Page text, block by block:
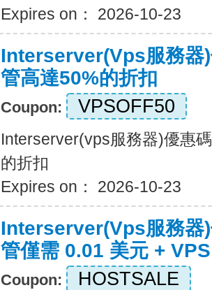
Expires on： 2026-10-23
Interserver(vps服務器
管高達50%的折扣
Coupon: VPSOFF50
Interserver(vps服務器)優惠
的折扣
Expires on： 2026-10-23
Interserver(vps服務器
管僅需 0.01 美元 +
Coupon: HOSTSALE